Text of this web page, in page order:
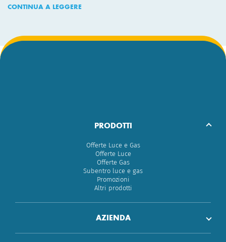
CONTINUA A LEGGERE
PRODOTTI
Offerte Luce e Gas
Offerte Luce
Offerte Gas
Subentro luce e gas
Promozioni
Altri prodotti
AZIENDA